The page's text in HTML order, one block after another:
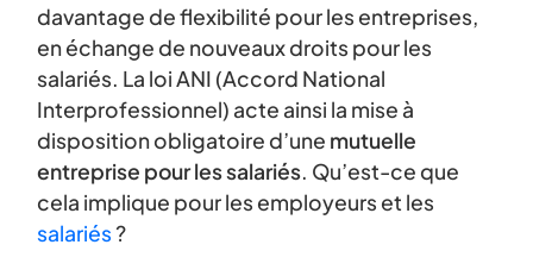
davantage de flexibilité pour les entreprises,
en échange de nouveaux droits pour les
salariés. La loi ANI (Accord National
Interprofessionnel) acte ainsi la mise à
disposition obligatoire d’une mutuelle
entreprise pour les salariés. Qu’est-ce que
cela implique pour les employeurs et les
salariés?